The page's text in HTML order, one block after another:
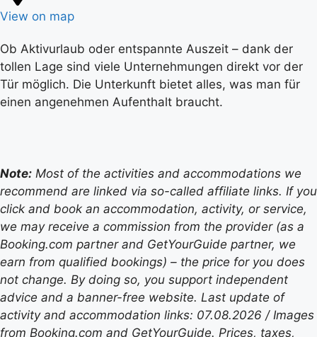
View on map
Ob Aktivurlaub oder entspannte Auszeit – dank der
tollen Lage sind viele Unternehmungen direkt vor der
Tür möglich. Die Unterkunft bietet alles, was man für
einen angenehmen Aufenthalt braucht.
Note: Most of the activities and accommodations we
recommend are linked via so-called affiliate links. If you
click and book an accommodation, activity, or service,
we may receive a commission from the provider (as a
Booking.com partner and GetYourGuide partner, we
earn from qualified bookings) – the price for you does
not change. By doing so, you support independent
advice and a banner-free website. Last update of
activity and accommodation links: 07.08.2026 / Images
from Booking.com and GetYourGuide. Prices, taxes,